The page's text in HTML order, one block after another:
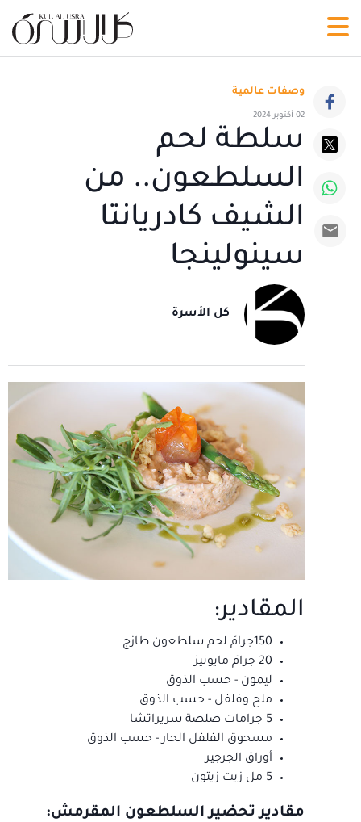
وصفات عالمية
02 أكتوبر 2024
سلطة لحم
السلطعون.. من
الشيف كادريانتا
سينولينجا
كل الأسرة
المقادير:
150جرامَ لحم سلطعون طازج
20 جرامَ مايونيز
ليمون - حسب الذوق
ملح وفلفل - حسب الذوق
5 جرامات صلصة سريراتشا
مسحوق الفلفل الحار - حسب الذوق
أوراق الجرجير
5 مل زيت زيتون
مقادير تحضير السلطعون المقرمش: